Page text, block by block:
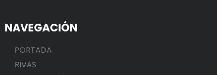
NAVEGACIÓN
PORTADA
RIVAS